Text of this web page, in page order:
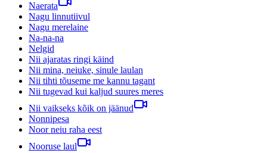
Naerata
Nagu linnutiivul
Nagu merelaine
Na-na-na
Nelgid
Nii ajaratas ringi käind
Nii mina, neiuke, sinule laulan
Nii tihti tõuseme me kannu tagant
Nii tugevad kui kaljud suures meres
Nii vaikseks kõik on jäänud
Nonnipesa
Noor neiu raha eest
Nooruse laul